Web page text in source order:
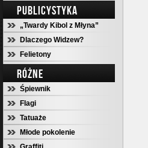
PUBLICYSTYKA
„Twardy Kibol z Młyna”
Dlaczego Widzew?
Felietony
RÓŻNE
Śpiewnik
Flagi
Tatuaże
Młode pokolenie